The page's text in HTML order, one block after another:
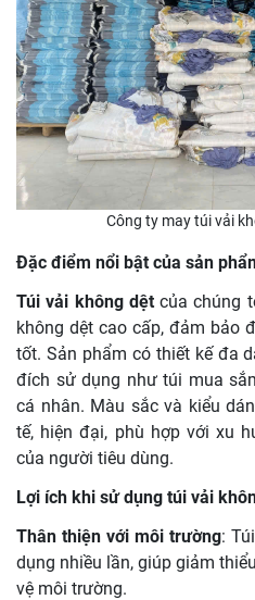
Công ty may túi vải
Đặc điểm nổi bật của sản
Túi vải không dệt của chúng
không dệt cao cấp, đảm bảo
tốt. Sản phẩm có thiết kế đa
đích sử dụng như túi mua
cá nhân. Màu sắc và kiểu
tế, hiện đại, phù hợp với xu
của người tiêu dùng.
Lợi ích khi sử dụng túi vải
Thân thiện với môi trường:
dụng nhiều lần, giúp giảm
vệ môi trường.